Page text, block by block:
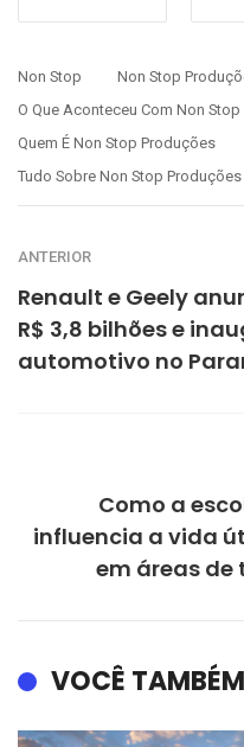
Non Stop
Non Stop
O Que Aconteceu Com Non
Quem É Non Stop Produções
Tudo Sobre Non Stop Produções
ANTERIOR
Renault e Geely
R$ 3,8 bilhões e
automotivo no
Como a
influencia a vida
em áreas de
VOCÊ